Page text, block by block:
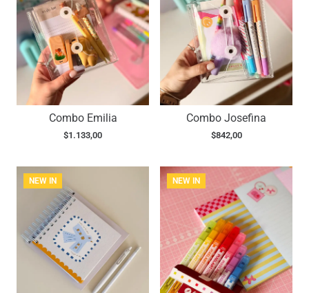
Combo Emilia
$1.133,00
Combo Josefina
$842,00
NEW IN NEW IN